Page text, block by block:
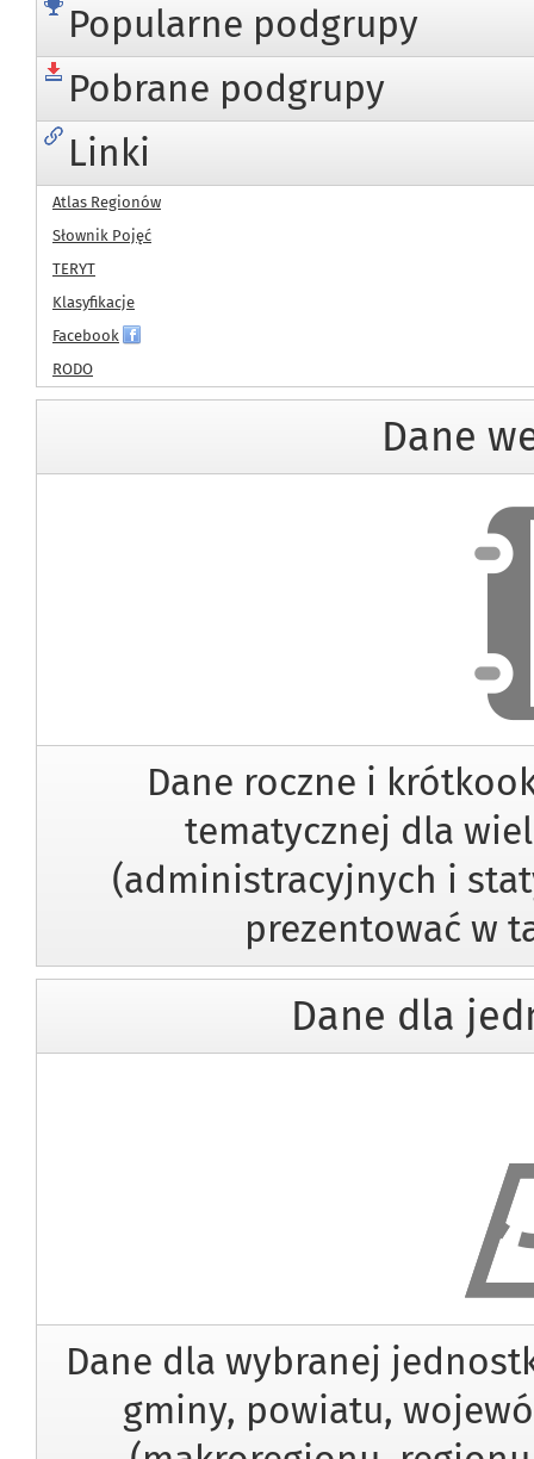
Popularne podgrupy
Pobrane podgrupy
Linki
Atlas Regionów
Słownik Pojęć
TERYT
Klasyfikacje
Facebook
RODO
Dane
Dane roczne i
tematycznej dla
(administracyjnych i
prezentować w
Dane dla
Dane dla wybranej
gminy, powiatu,